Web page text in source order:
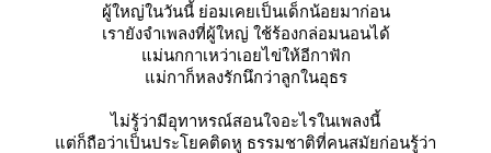
ผู้ใหญ่ในวันนี้ ย่อมเคยเป็นเด็กน้อยมาก่อน
เรายังจำเพลงที่ผู้ใหญ่ ใช้ร้องกล่อมนอนได้
ม่นกกาเหว่าเอยไข่ให้อีกาฟัก
ม่กาก็หลงรักนึกว่าลูกในอุธร
ไม่รู้ว่ามีอุทาหรณ์สอนใจอะไรในเพลงนี้
ต่ก็ถือว่าเป็นประโยคติดหู ธรรมชาติที่คนสมัยก่อนรู้ว่า